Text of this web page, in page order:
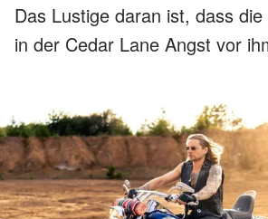
Das Lustige daran ist, dass
in der Cedar Lane Angst vor